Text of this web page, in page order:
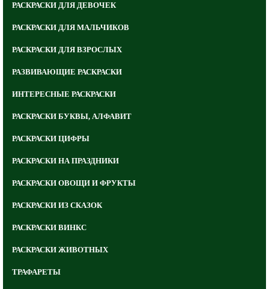
РАСКРАСКИ ДЛЯ ДЕВОЧЕК
РАСКРАСКИ ДЛЯ МАЛЬЧИКОВ
РАСКРАСКИ ДЛЯ ВЗРОСЛЫХ
РАЗВИВАЮЩИЕ РАСКРАСКИ
ИНТЕРЕСНЫЕ РАСКРАСКИ
РАСКРАСКИ БУКВЫ, АЛФАВИТ
РАСКРАСКИ ЦИФРЫ
РАСКРАСКИ НА ПРАЗДНИКИ
РАСКРАСКИ ОВОЩИ И ФРУКТЫ
РАСКРАСКИ ИЗ СКАЗОК
РАСКРАСКИ ВИНКС
РАСКРАСКИ ЖИВОТНЫХ
ТРАФАРЕТЫ